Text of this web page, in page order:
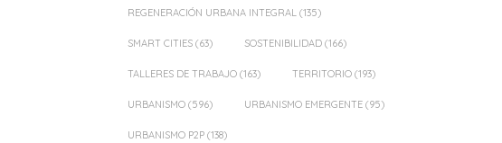
REGENERACIÓN URBANA INTEGRAL (135)
SMART CITIES (63) SOSTENIBILIDAD (166)
TALLERES DE TRABAJO (163) TERRITORIO (193)
URBANISMO (596) URBANISMO EMERGENTE (95)
URBANISMO P2P (138)